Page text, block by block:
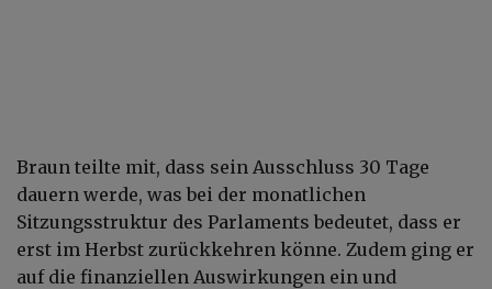
Braun teilte mit, dass sein Ausschluss 30 Tage
dauern werde, was bei der monatlichen
Sitzungsstruktur des Parlaments bedeutet, dass er
erst im Herbst zurückkehren könne. Zudem ging er
auf die finanziellen Auswirkungen ein und